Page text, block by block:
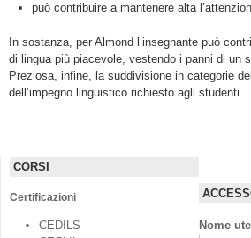
può contribuire a mantenere alta
In sostanza, per Almond l’insegnante può
di lingua più piacevole, vestendo i panni di un
Preziosa, infine, la suddivisione in categorie
dell’impegno linguistico richiesto agli studenti.
CORSI
Certificazioni
CEDILS
Nome